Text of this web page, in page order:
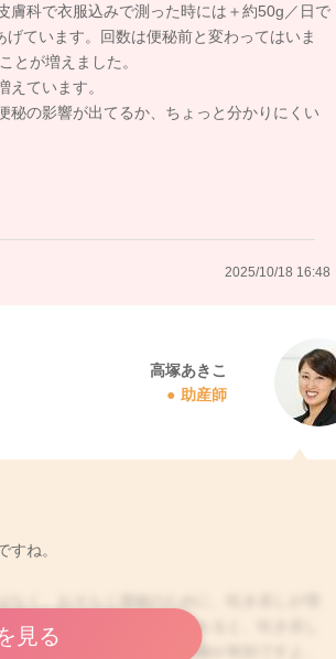
膚科で衣服込みで測った時には＋約50g／日で
ています。回数は便秘前と変わってはいま
とが増えました。
ています。
の影響が出てるか、ちょっと分かりにくい
2025/10/18 16:48
高塚あきこ
助産師
ね。
ので、便秘で胃が圧迫されると、吐き戻し
っているように、綿棒浣腸が有効ですよ。
見る